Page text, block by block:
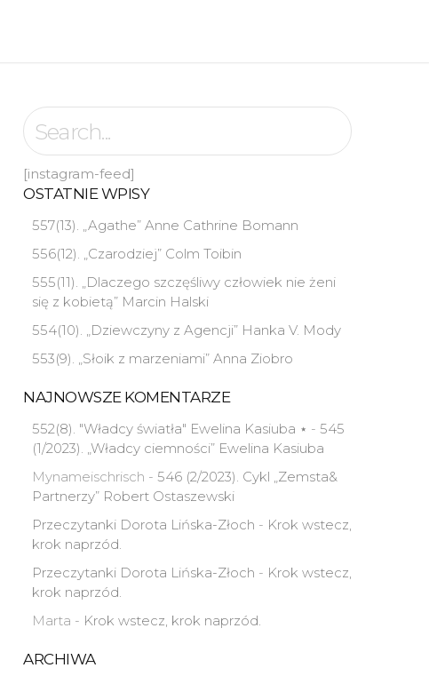
[instagram-feed]
OSTATNIE WPISY
557(13). „Agathe” Anne Cathrine Bomann
556(12). „Czarodziej” Colm Toibin
555(11). „Dlaczego szczęśliwy człowiek nie żeni
się z kobietą” Marcin Halski
554(10). „Dziewczyny z Agencji” Hanka V. Mody
553(9). „Słoik z marzeniami” Anna Ziobro
NAJNOWSZE KOMENTARZE
552(8). "Władcy światła" Ewelina Kasiuba ⋆ - 545
(1/2023). „Władcy ciemności” Ewelina Kasiuba
Mynameischrisch - 546 (2/2023). Cykl „Zemsta&
Partnerzy” Robert Ostaszewski
Przeczytanki Dorota Lińska-Złoch - Krok wstecz,
krok naprzód.
Przeczytanki Dorota Lińska-Złoch - Krok wstecz,
krok naprzód.
Marta - Krok wstecz, krok naprzód.
ARCHIWA